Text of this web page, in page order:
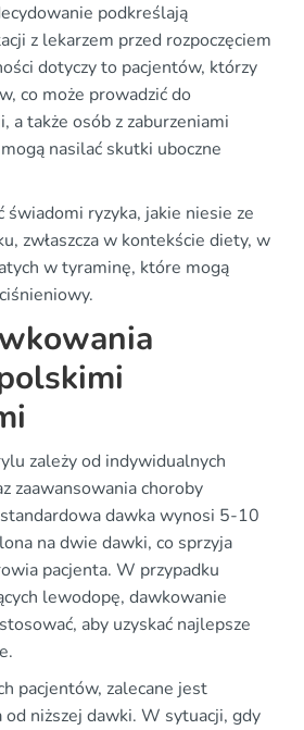
podkreślają
z lekarzem przed rozpoczęciem
dotyczy to pacjentów, którzy
co może prowadzić do
a także osób z zaburzeniami
nasilać skutki uboczne
świadomi ryzyka, jakie niesie ze
zwłaszcza w kontekście diety, w
w tyraminę, które mogą
zależy od indywidualnych
zaawansowania choroby
dawka wynosi 5-10
na dwie dawki, co sprzyja
pacjenta. W przypadku
lewodopę, dawkowanie
aby uzyskać najlepsze
pacjentów, zalecane jest
od niższej dawki. W sytuacji, gdy